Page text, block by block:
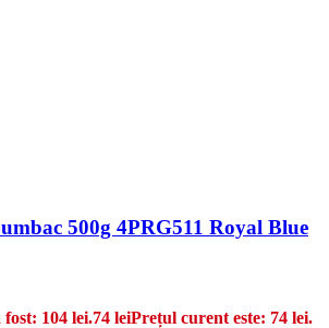
500g 4PRG511 Royal Blue
104 lei.74 leiPrețul curent este: 74 lei.